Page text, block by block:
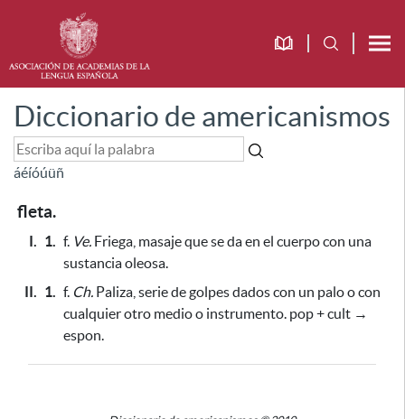
Diccionario de americanismos
áéíóúüñ
fleta.
I. 1. f. Ve. Friega, masaje que se da en el cuerpo con una
sustancia oleosa.
II. 1. f. Ch. Paliza, serie de golpes dados con un palo o con
cualquier otro medio o instrumento. pop + cult →
espon.